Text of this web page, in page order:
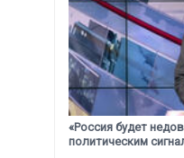
«Россия будет
политическим